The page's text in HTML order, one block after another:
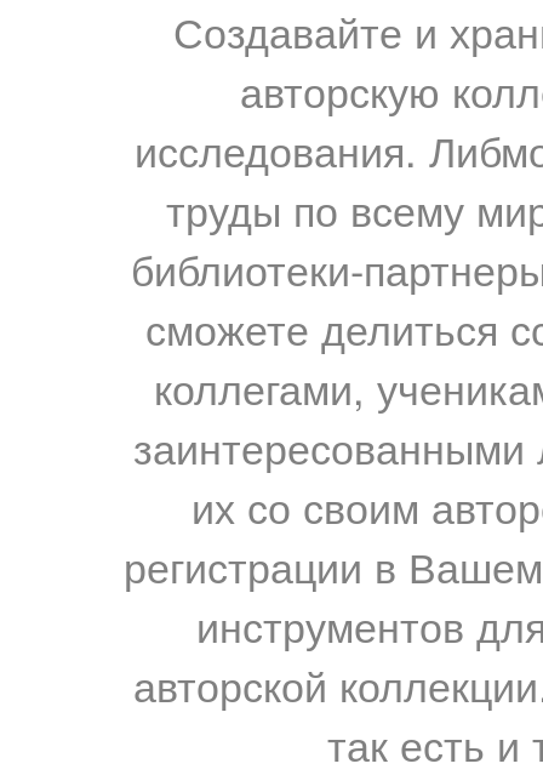
Создавайте и
авторскую
исследования.
труды по всему
библиотеки-
сможете делиться
коллегами,
их со своим
регистрации в
инструментов
авторской
так есть и